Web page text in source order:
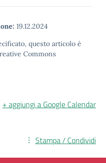
19.12.2024
questo articolo è
Commons
+ aggiungi a Google Calendar
Stampa / Condividi